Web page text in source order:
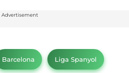
Advertisement
Barcelona Liga Spanyol